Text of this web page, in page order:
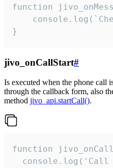
function
}
jivo_onCallStart#
Is executed when the phone call
through the callback form, also
method jivo_api.startCall().
function
console.log('Call